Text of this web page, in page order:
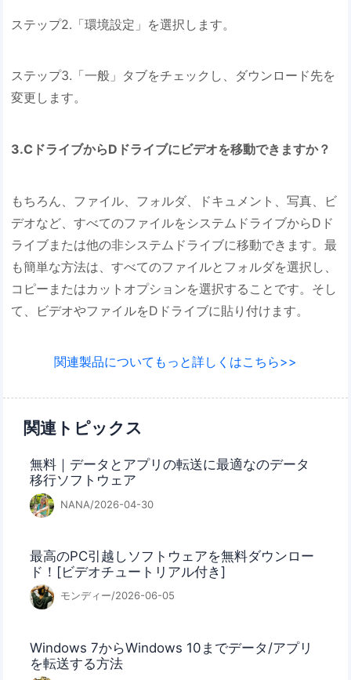
ステップ2.「環境設定」を選択します。
ステップ3.「一般」タブをチェックし、ダウンロード先を
変更します。
3.CドライブからDドライブにビデオを移動できますか？
もちろん、ファイル、フォルダ、ドキュメント、写真、ビ
デオなど、すべてのファイルをシステムドライブからDド
ライブまたは他の非システムドライブに移動できます。最
も簡単な方法は、すべてのファイルとフォルダを選択し、
コピーまたはカットオプションを選択することです。そし
て、ビデオやファイルをDドライブに貼り付けます。
関連製品についてもっと詳しくはこちら>>
関連トピックス
無料｜データとアプリの転送に最適なのデータ
移行ソフトウェア
NANA/2026-04-30
最高のPC引越しソフトウェアを無料ダウンロー
ド！[ビデオチュートリアル付き]
モンディー/2026-06-05
Windows 7からWindows 10までデータ/アプリ
を転送する方法